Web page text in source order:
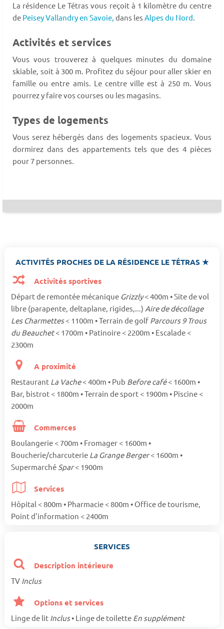
La résidence Le Tétras vous reçoit à 1 kilomètre du centre
de Peisey Vallandryen Savoie, dans les Alpes du Nord.
Activités et services
Vous vous trouverez à quelques minutes du domaine
skiable, soit à 300 m. Profitez du séjour pour aller skier en
famille ou entre amis. Le centre ville est à 250 m. Vous
pourrez y faire vos courses ou les magasins.
Types de logements
Vous serez hébergés dans des logements spacieux. Vous
dormirez dans des appartements tels que des 4 pièces
pour 7 personnes.
ACTIVITÉS PROCHES DE LA RÉSIDENCE LE TÉTRAS ★
Activités sportives
Départ de remontée mécanique Grizzly< 400m • Site de vol
libre (parapente, deltaplane, rigides,...) Aire de décollage
Les Charmettes< 1100m • Terrain de golf Parcours 9 Trous
du Beauchet< 1700m • Patinoire < 2200m • Escalade <
2300m
A proximité
Restaurant La Vache< 400m • Pub Before café< 1600m •
Bar, bistrot < 1800m • Terrain de sport < 1900m • Piscine <
2000m
Commerces
Boulangerie < 700m • Fromager < 1600m •
Boucherie/charcuterie La Grange Berger< 1600m •
Supermarché Spar< 1900m
Services
Hôpital < 800m • Pharmacie < 800m • Office de tourisme,
Point d'information < 2400m
SERVICES
Description intérieure
TV Inclus
Options et services
Linge de lit Inclus• Linge de toilette En supplément